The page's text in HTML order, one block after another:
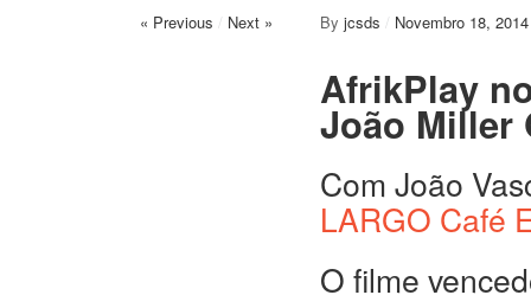
« Previous / Next » By jcsds / Novembro 18, 2014
AfrikPlay
João Miller
Com João
LARGO Café
O filme